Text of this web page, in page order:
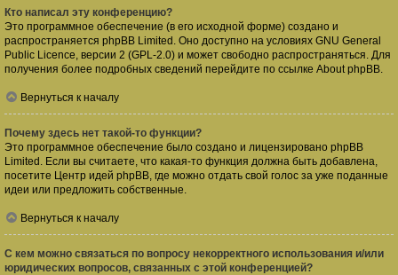
Кто написал эту конференцию?
Это программное обеспечение (в его исходной форме) создано и
распространяется phpBB Limited . Оно доступно на условиях GNU General
Public Licence, версии 2 (GPL-2.0) и может свободно распространяться. Для
получения более подробных сведений перейдите по ссылке About phpBB.
Вернуться к началу
Почему здесь нет такой-то функции?
Это программное обеспечение было создано и лицензировано phpBB
Limited. Если вы считаете, что какая-то функция должна быть добавлена,
посетите Центр идей phpBB, где можно отдать свой голос за уже поданные
идеи или предложить собственные.
Вернуться к началу
С кем можно связаться по вопросу некорректного использования и/или
юридических вопросов, связанных с этой конференцией?